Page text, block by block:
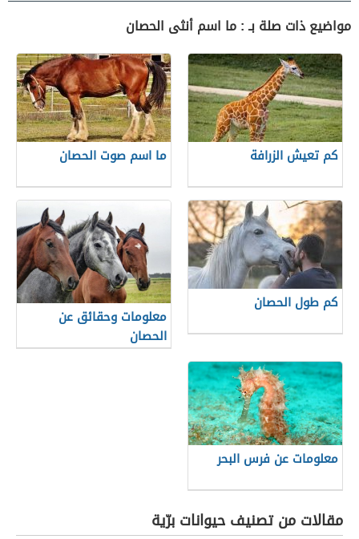
مواضيع ذات صلة بـ : ما اسم أنثى الحصان
كم تعيش الزرافة ما اسم صوت الحصان
كم طول الحصان
معلومات وحقائق عن
الحصان
معلومات عن فرس البحر
مقالات من تصنيف حيوانات برّية